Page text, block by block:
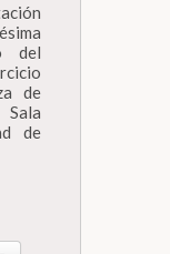
del
de
de